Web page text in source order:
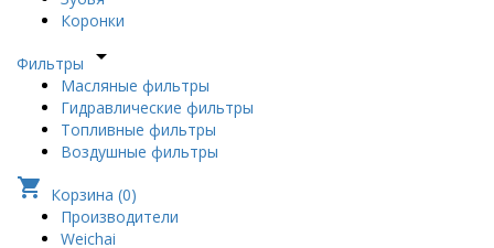
Коронки
Фильтры arrow_drop_down
Масляные фильтры
Гидравлические фильтры
Топливные фильтры
Воздушные фильтры
shopping_cart Корзина (0)
Производители
Weichai